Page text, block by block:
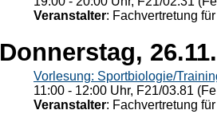
Veranstalter: Fachvertretung
Donnerstag,
Vorlesung: Sportbiologie/
11:00 - 12:00 Uhr, F21/03.81
Veranstalter: Fachvertretung